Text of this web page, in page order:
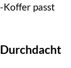
Koffer passt